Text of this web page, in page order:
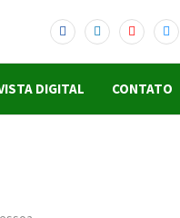
DIGITAL CONTATO